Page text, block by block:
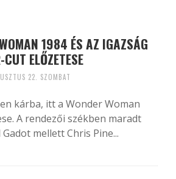
1984 ÉS AZ IGAZSÁG
ELŐZETESE
22. SZOMBAT
kárba, itt a Wonder Woman
A rendezői székben maradt
mellett Chris Pine...